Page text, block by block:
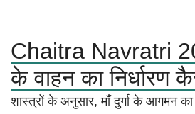
Chaitra Navratri
के वाहन का निर्धारण
शास्त्रों के अनुसार, माँ दुर्गा के आगमन